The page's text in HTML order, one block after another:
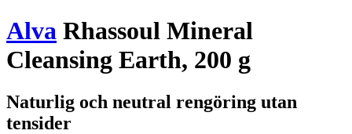
Alva Rhassoul Mineral
Cleansing Earth, 200 g
Naturlig och neutral rengöring utan
tensider